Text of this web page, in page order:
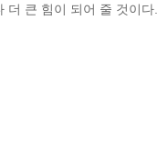
더 큰 힘이 되어 줄 것이다.